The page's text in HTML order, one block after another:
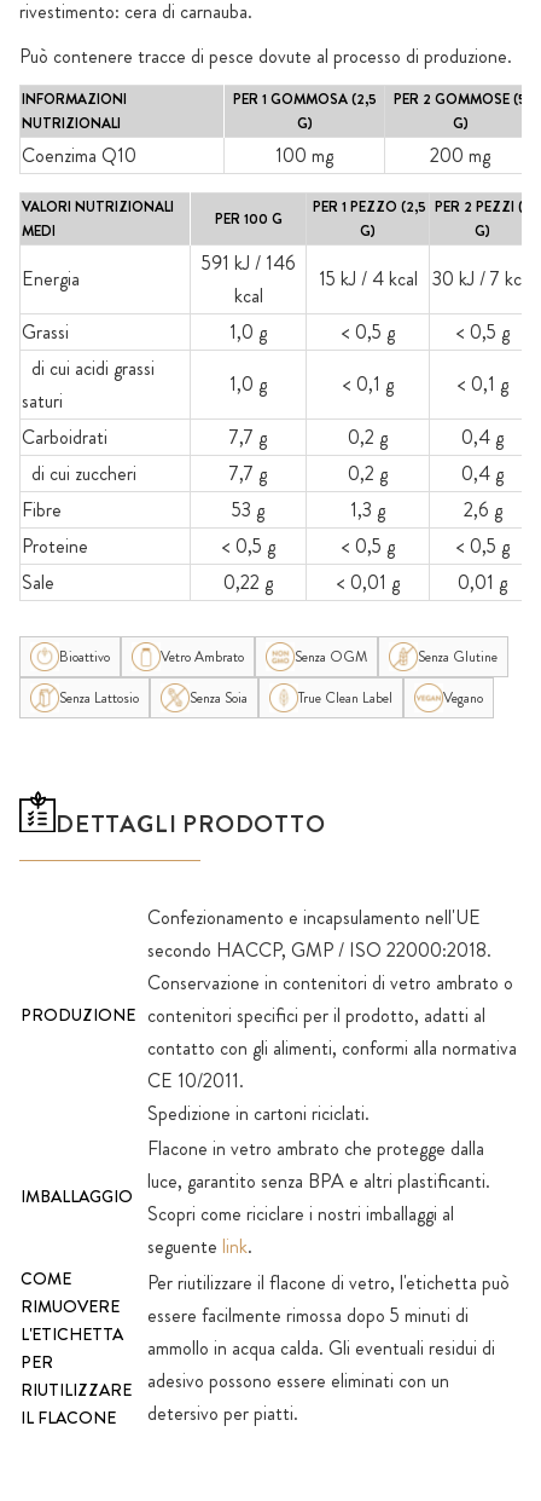
rivestimento: cera di carnauba.
Può contenere tracce di pesce dovute al processo di produzione.
INFORMAZIONI
NUTRIZIONALI
PER 1 GOMMOSA (2,5
G)
PER 2 GOMMOSE (5
G)
Coenzima Q10 100 mg 200 mg
VALORI NUTRIZIONALI
MEDI
PER 100 G
PER 1 PEZZO (2,5
G)
PER 2 PEZZI (5
G)
Energia
591 kJ / 146
kcal
15 kJ / 4 kcal 30 kJ / 7 kcal
Grassi
1,0 g < 0,5 g
< 0,5 g
di cui acidi grassi
saturi
1,0 g < 0,1 g
< 0,1 g
Carboidrati
7,7 g 0,2 g
0,4 g
di cui zuccheri
7,7 g 0,2 g
0,4 g
Fibre
53 g 1,3 g
2,6 g
Proteine
< 0,5 g < 0,5 g
< 0,5 g
Sale
0,22 g < 0,01 g 0,01 g
Bioattivo Vetro Ambrato Senza OGM
Senza Glutine
Senza Lattosio
Senza Soia True Clean Label Vegano
DETTAGLI PRODOTTO
PRODUZIONE
Confezionamento e incapsulamento nell'UE
secondo HACCP, GMP / ISO 22000:2018.
Conservazione in contenitori di vetro ambrato o
contenitori specifici per il prodotto, adatti al
contatto con gli alimenti, conformi alla normativa
CE 10/2011.
Spedizione in cartoni riciclati.
IMBALLAGGIO
Flacone in vetro ambrato che protegge dalla
luce, garantito senza BPA e altri plastificanti.
Scopri come riciclare i nostri imballaggi al
seguente link.
COME
RIMUOVERE
L'ETICHETTA
PER
RIUTILIZZARE
IL FLACONE
Per riutilizzare il flacone di vetro, l'etichetta può
essere facilmente rimossa dopo 5 minuti di
ammollo in acqua calda. Gli eventuali residui di
adesivo possono essere eliminati con un
detersivo per piatti.